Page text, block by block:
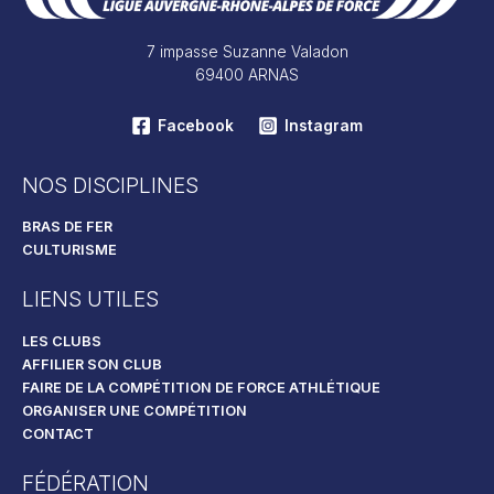
7 impasse Suzanne Valadon
69400 ARNAS
Facebook Instagram
NOS DISCIPLINES
BRAS DE FER
CULTURISME
LIENS UTILES
LES CLUBS
AFFILIER SON CLUB
FAIRE DE LA COMPÉTITION DE FORCE ATHLÉTIQUE
ORGANISER UNE COMPÉTITION
CONTACT
FÉDÉRATION